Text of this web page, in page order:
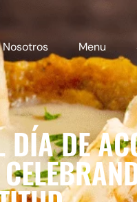
Nosotros Menu
DÍA DE